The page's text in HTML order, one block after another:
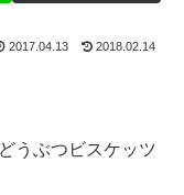
2017.04.13 2018.02.14
うぶつビスケッツ